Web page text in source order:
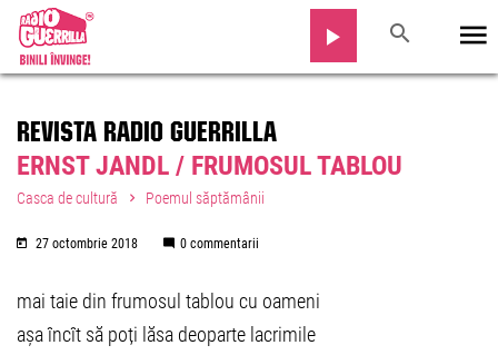
REVISTA RADIO GUERRILLA
ERNST JANDL / FRUMOSUL TABLOU
Casca de cultură Poemul săptămânii
27 octombrie 2018 0 commentarii
mai taie din frumosul tablou cu oameni
așa încît să poți lăsa deoparte lacrimile